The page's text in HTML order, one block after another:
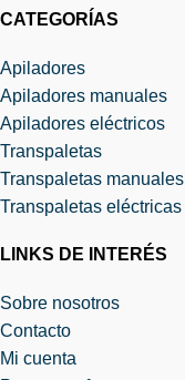
CATEGORÍAS
Apiladores
Apiladores manuales
Apiladores eléctricos
Transpaletas
Transpaletas manuales
Transpaletas eléctricas
LINKS DE INTERÉS
Sobre nosotros
Contacto
Mi cuenta